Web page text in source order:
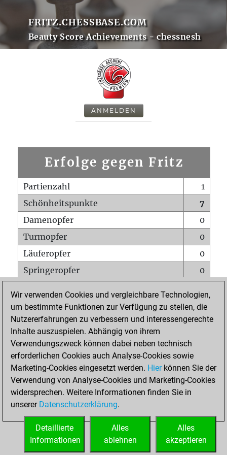
FRITZ.CHESSBASE.COM
Beauty Score Achievements - chessnesh
ANMELDEN
Erfolge gegen Fritz
Partienzahl
1
Schönheitspunkte
7
Damenopfer
0
Turmopfer
0
Läuferopfer
0
Springeropfer
0
Matt auf vollem Brett
0
Bauer setzt Matt
0
Erstickte Matts
Unterverwandlungen
Türme auf der siebten
0
STARTSEITE
Wir verwenden Cookies und vergleichbare Technologien,
um bestimmte Funktionen zur Verfügung zu stellen, die
Nutzererfahrungen zu verbessern und interessengerechte
Inhalte auszuspielen. Abhängig von ihrem
Verwendungszweck können dabei neben technisch
erforderlichen Cookies auch Analyse-Cookies sowie
Marketing-Cookies eingesetzt werden. Hierkönnen Sie der
Verwendung von Analyse-Cookies und Marketing-Cookies
widersprechen. Weitere Informationen finden Sie in
unserer Datenschutzerklärung.
Alles
akzeptieren
Alles
ablehnen
Detaillierte
Informationen